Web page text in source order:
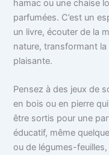
hamac ou une chaise
parfumées. C’est un
un livre, écouter de la
nature, transformant
plaisante.
Pensez à des jeux de
en bois ou en pierre
être sortis pour une
éducatif, même
ou de légumes-